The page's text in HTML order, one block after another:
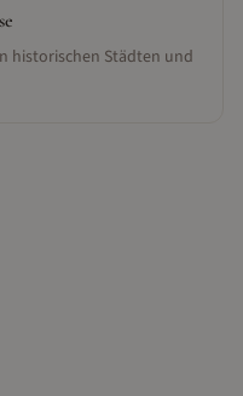
historischen Städten und